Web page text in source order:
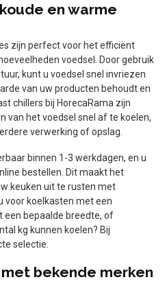
en warme
zijn perfect voor het efficiënt
voedsel. Door gebruik
kunt u voedsel snel invriezen
van uw producten behoudt en
chillers bij HorecaRama zijn
van het voedsel snel af te koelen,
verwerking of opslag.
binnen 1-3 werkdagen, en u
bestellen. Dit maakt het
keuken uit te rusten met
voor koelkasten met een
een bepaalde breedte, of
kg kunnen koelen? Bij
selectie.
bekende merken